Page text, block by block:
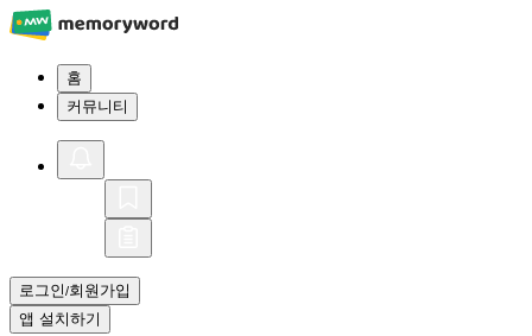
홈
커뮤니티
로그인/회원가입
앱 설치하기